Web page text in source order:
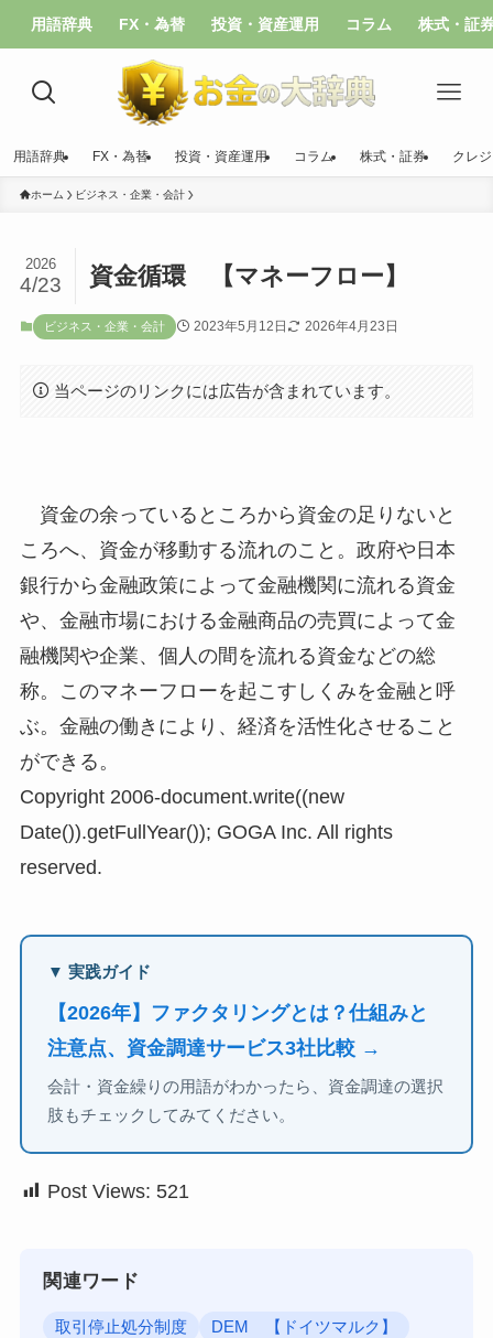
用語辞典 FX・為替 投資・資産運用 コラム 株式・証
用語辞典 FX・為替 投資・資産運用 コラム 株式・証券 クレ
ホーム ビジネス・企業・会計
資金循環 【マネーフロー】
2026
4/23
ビジネス・企業・会計 2023年5月12日 2026年4月23日
当ページのリンクには広告が含まれています。
資金の余っているところから資金の足りないと
ころへ、資金が移動する流れのこと。政府や日本
銀行から金融政策によって金融機関に流れる資金
や、金融市場における金融商品の売買によって金
融機関や企業、個人の間を流れる資金などの総
称。このマネーフローを起こすしくみを金融と呼
ぶ。金融の働きにより、経済を活性化させること
ができる。
Copyright 2006-document.write((new
Date()).getFullYear()); GOGA Inc. All rights
reserved.
▼ 実践ガイド
【2026年】ファクタリングとは？仕組みと
注意点、資金調達サービス3社比較 →
会計・資金繰りの用語がわかったら、資金調達の選択
肢もチェックしてみてください。
Post Views: 521
関連ワード
取引停止処分制度 DEM 【ドイツマルク】